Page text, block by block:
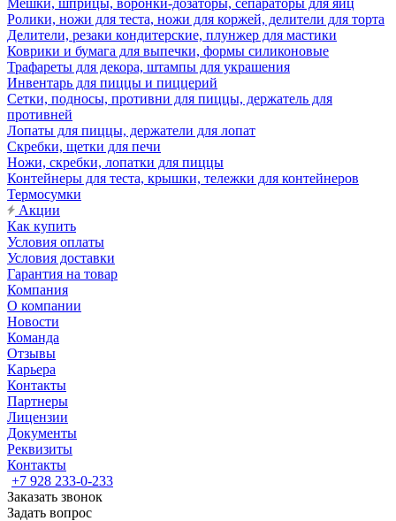
Мешки, шприцы, воронки-дозаторы, сепараторы для яиц
Ролики, ножи для теста, ножи для коржей, делители для торта
Делители, резаки кондитерские, плунжер для мастики
Коврики и бумага для выпечки, формы силиконовые
Трафареты для декора, штампы для украшения
Инвентарь для пиццы и пиццерий
Сетки, подносы, противни для пиццы, держатель для
противней
Лопаты для пиццы, держатели для лопат
Скребки, щетки для печи
Ножи, скребки, лопатки для пиццы
Контейнеры для теста, крышки, тележки для контейнеров
Термосумки
Акции
Как купить
Условия оплаты
Условия доставки
Гарантия на товар
Компания
О компании
Новости
Команда
Отзывы
Карьера
Контакты
Партнеры
Лицензии
Документы
Реквизиты
Контакты
+7 928 233-0-233
Заказать звонок
Задать вопрос